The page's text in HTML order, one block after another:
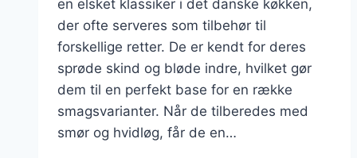
en elsket klassiker i det danske køkken,
der ofte serveres som tilbehør til
forskellige retter. De er kendt for deres
sprøde skind og bløde indre, hvilket gør
dem til en perfekt base for en række
smagsvarianter. Når de tilberedes med
smør og hvidløg, får de en…